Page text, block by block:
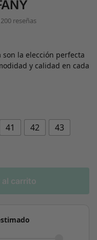
reseñas
son la elección perfecta
y calidad en cada
41 42
43
carrito